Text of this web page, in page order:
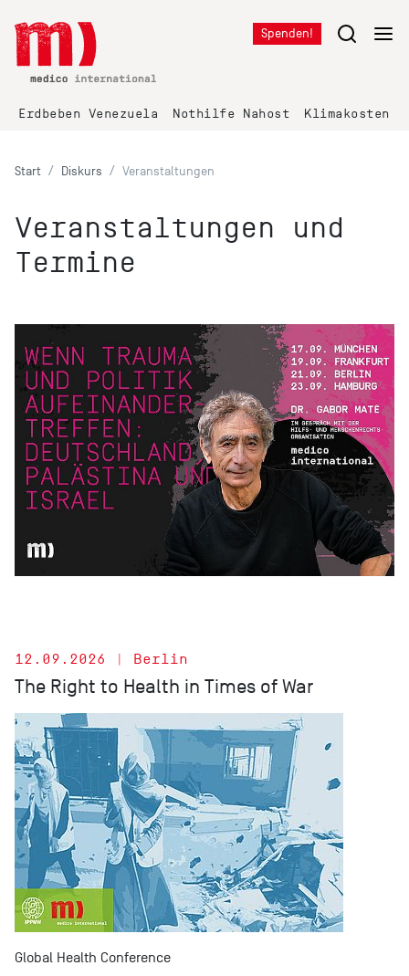
Spenden!
Erdbeben Venezuela Nothilfe Nahost Klimakosten
Start Diskurs Veranstaltungen
Veranstaltungen und
Termine
12.09.2026 | Berlin
The Right to Health in Times of War
Global Health Conference